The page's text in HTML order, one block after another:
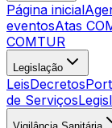
Página inicial
eventosAtas
COMTUR
Legislação
LeisDecretos
de Serviços